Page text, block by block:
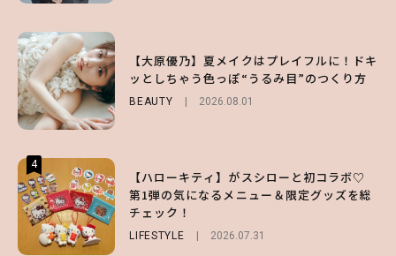
3
【大原優乃】夏メイクはプレイフルに！ドキ
ッとしちゃう色っぽ“うるみ目”のつくり方
BEAUTY 2026.08.01
4
【ハローキティ】がスシローと初コラボ♡
第1弾の気になるメニュー＆限定グッズを総
チェック！
LIFESTYLE 2026.07.31
3
る⁉ 39店舗限定『My フルーツ³ フラペチー
ノ®』を徹底レポ♡
4
【大原優乃】夏メイクはプレイフルに！ドキ
ッとしちゃう色っぽ“うるみ目”のつくり方
3
げなく肌見せ！透け感のニュアンスを楽しめ
るマストハブアイテム4選
4
【夏ヘアのくずれ・うねりに】ヘアメイク夢
月直伝♡ ドライシャンプー「バティスト」
を使ったプロ級スタイリング3選
BEAUTY Sponsored